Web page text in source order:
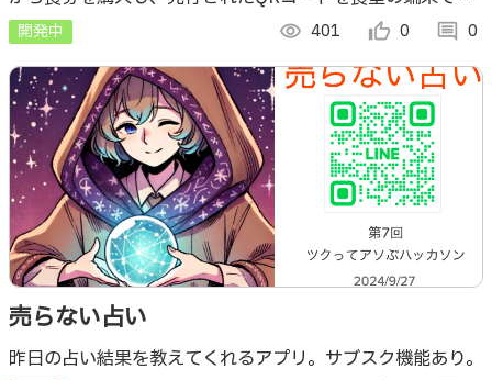
み込むことで食事と引き換えることができます。管理者は売
上分析、在庫管理を行えます。
開発中 visibility 401 thumb_up_alt 0 comment 0
売らない占い
昨日の占い結果を教えてくれるアプリ。サブスク機能あり。